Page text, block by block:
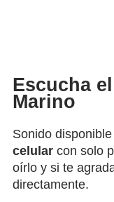
Escucha
Marino
Sonido
celular con solo
oírlo y si te
directamente.